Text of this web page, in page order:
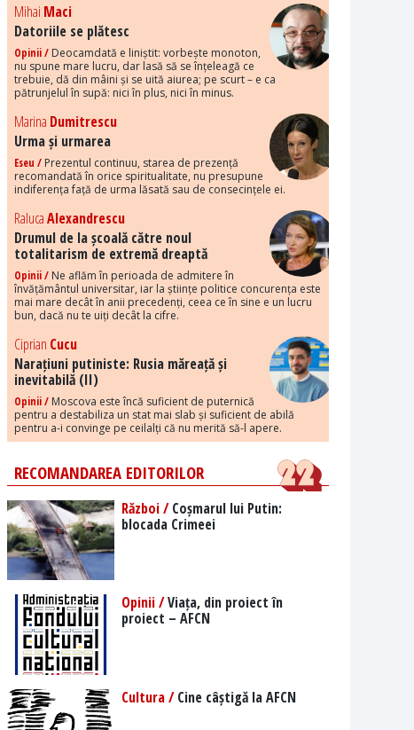
Mihai Maci
Datoriile se plătesc
Opinii / Deocamdată e liniștit: vorbește monoton,
nu spune mare lucru, dar lasă să se înțeleagă ce
trebuie, dă din mâini și se uită aiurea; pe scurt – e ca
pătrunjelul în supă: nici în plus, nici în minus.
Marina Dumitrescu
Urma și urmarea
Eseu / Prezentul continuu, starea de prezență
recomandată în orice spiritualitate, nu presupune
indiferența față de urma lăsată sau de consecințele ei.
RalucaAlexandrescu
Drumul de la școală către noul
totalitarism de extremă dreaptă
Opinii / Ne aflăm în perioada de admitere în
învățământul universitar, iar la științe politice concurența este
mai mare decât în anii precedenți, ceea ce în sine e un lucru
bun, dacă nu te uiți decât la cifre.
Ciprian Cucu
Narațiuni putiniste: Rusia măreață și
inevitabilă (II)
Opinii / Moscova este încă suficient de puternică
pentru a destabiliza un stat mai slab și suficient de abilă
pentru a-i convinge pe ceilalți că nu merită să-l apere.
RECOMANDAREA EDITORILOR
Război /Coșmarul lui Putin:
blocada Crimeei
Opinii /Viața, din proiect în
proiect – AFCN
Cultura /Cine câștigă la AFCN